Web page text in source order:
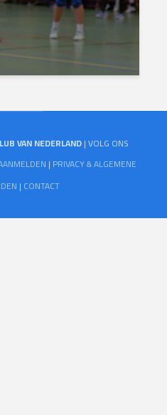
VAN NEDERLAND| VOLG ONS
| PRIVACY & ALGEMENE
| CONTACT